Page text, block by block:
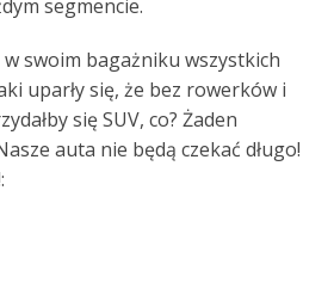
segmencie.
swoim bagażniku wszystkich
uparły się, że bez rowerków i
się SUV, co? Żaden
auta nie będą czekać długo!